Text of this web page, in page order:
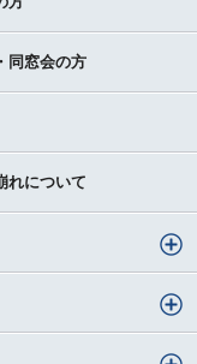
同窓会の方
れについて